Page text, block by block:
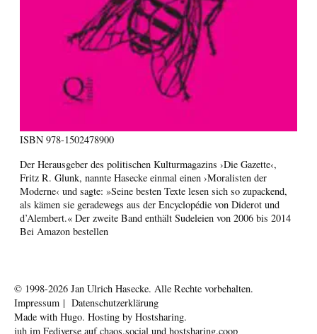
ISBN 978-1502478900
Der Herausgeber des politischen Kulturmagazins ›Die Gazette‹,
Fritz R. Glunk, nannte Hasecke einmal einen ›Moralisten der
Moderne‹ und sagte: »Seine besten Texte lesen sich so zupackend,
als kämen sie geradewegs aus der Encyclopédie von Diderot und
d’Alembert.« Der zweite Band enthält Sudeleien von 2006 bis 2014
Bei Amazon bestellen
© 1998-2026 Jan Ulrich Hasecke. Alle Rechte vorbehalten.
Impressum | Datenschutzerklärung
Made with Hugo. Hosting by Hostsharing.
juh im Fediverse aufchaos.social und hostsharing.coop